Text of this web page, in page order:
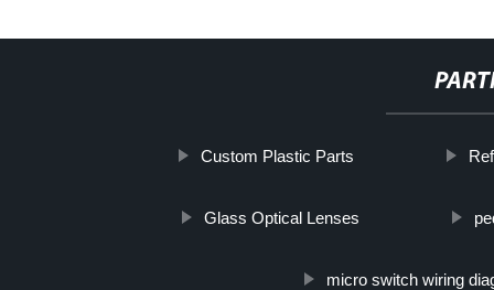
Custom Plastic Parts
Glass Optical Lenses
micro switch wiring